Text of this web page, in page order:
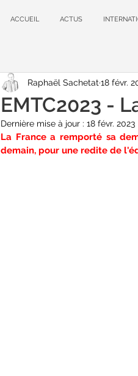
ACCUEIL ACTUS
EMTC2023 -
Raphaël Sachetat 18 févr.
Dernière mise à jour : 18 févr. 2023
La France a remporté sa
demain, pour une redite de